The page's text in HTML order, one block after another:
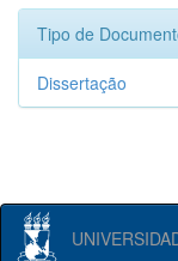
Tipo de
Dissertação